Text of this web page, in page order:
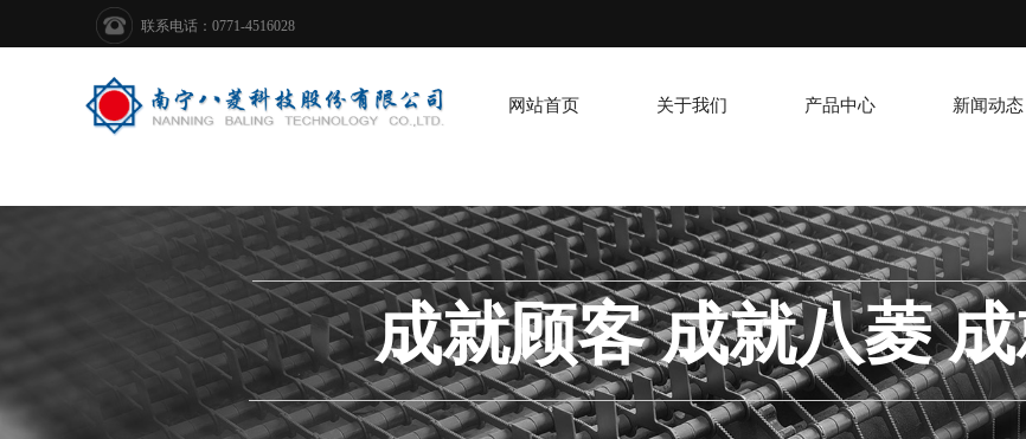
联系电话：0771-4516028
网站首页 关于我们 产品中心 新闻动态
成就顾客 成就八菱